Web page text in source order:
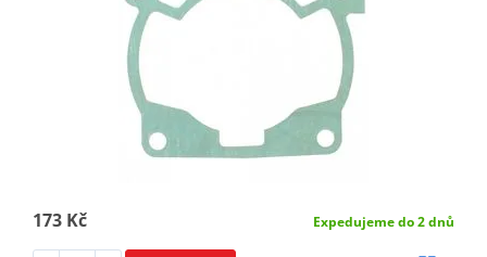
173 Kč Expedujeme do 2 dnů